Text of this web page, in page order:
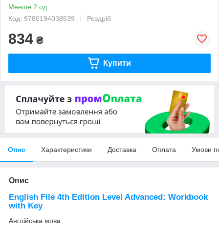
Менше 2 од.
Код: 9780194038539
Роздріб
834 ₴
Купити
Опис Характеристики Доставка Оплата Умови
Опис
English File 4th Edition Level Advanced: Workbook
with Key
Англійська мова